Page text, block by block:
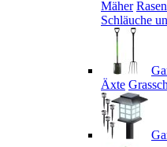
Mäher
Schläuche
Äxte